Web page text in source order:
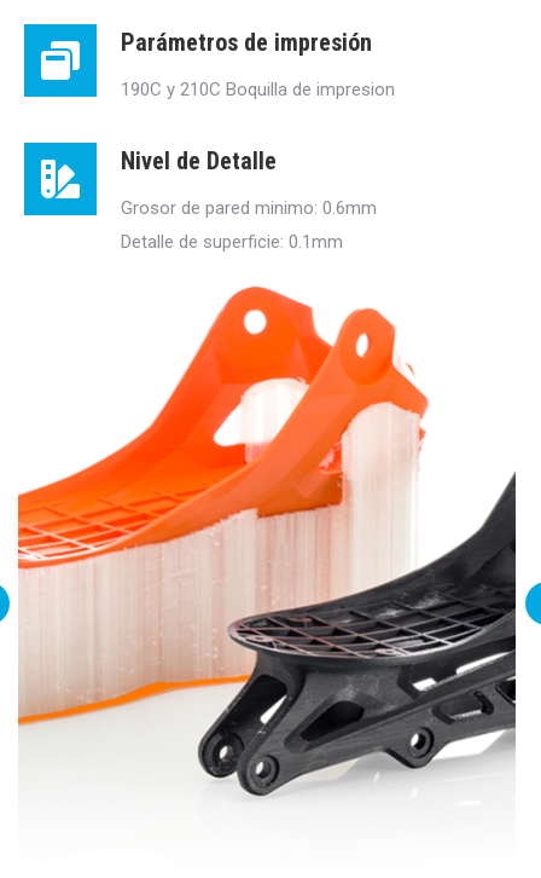
Parámetros de impresión
190C y 210C Boquilla de impresion
Nivel de Detalle
Grosor de pared minimo: 0.6mm
Detalle de superficie: 0.1mm